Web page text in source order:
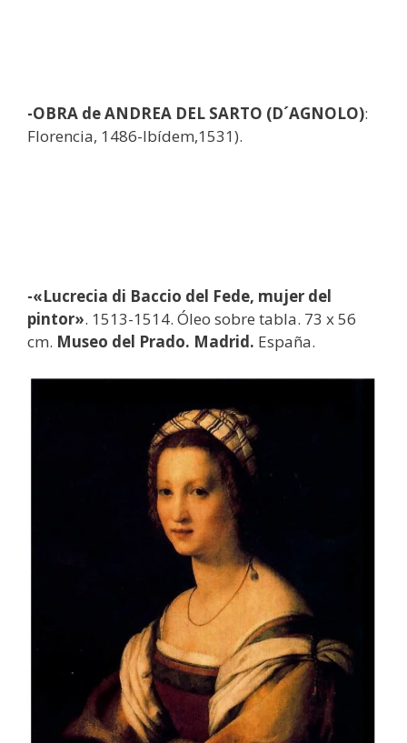
-OBRA de ANDREA DEL SARTO (D´AGNOLO):
Florencia, 1486-Ibídem,1531).
-«Lucrecia di Baccio del Fede, mujer del
pintor». 1513-1514. Óleo sobre tabla. 73 x 56
cm. Museo del Prado. Madrid. España.